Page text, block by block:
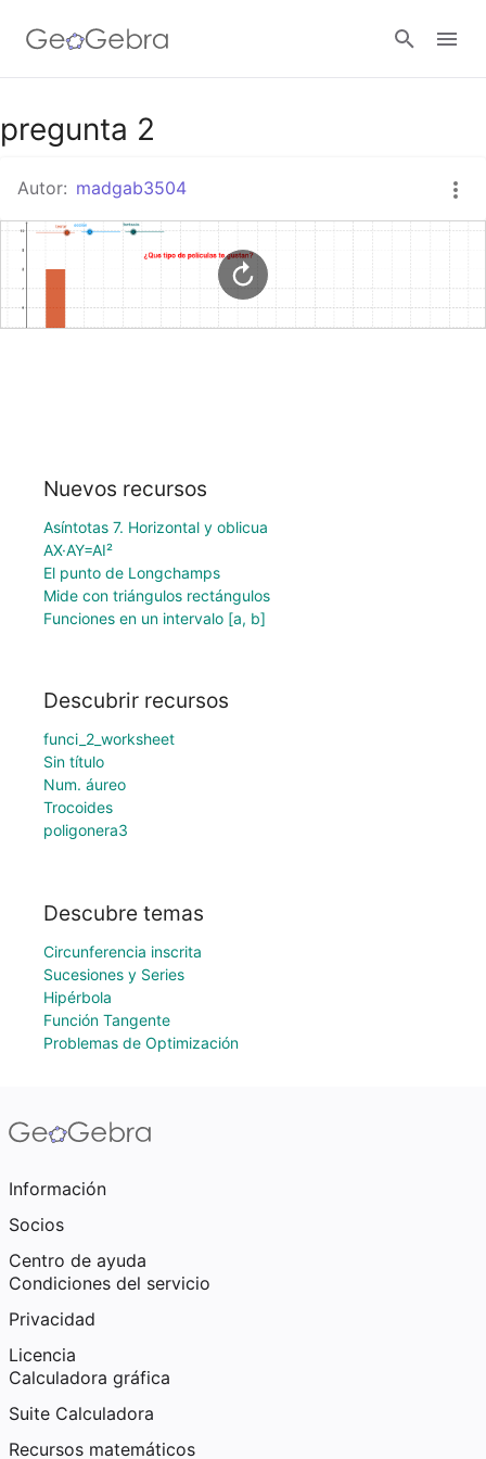
Google Classroom
GeoGebra Classroom
Abrir sesión
pregunta 2
Autor: madgab3504
Nuevos recursos
Asíntotas 7. Horizontal y oblicua
AX·AY=AI²
El punto de Longchamps
Mide con triángulos rectángulos
Funciones en un intervalo [a, b]
Descubrir recursos
funci_2_worksheet
Sin título
Num. áureo
Trocoides
poligonera3
Descubre temas
Circunferencia inscrita
Sucesiones y Series
Hipérbola
Función Tangente
Problemas de Optimización
Información
Socios
Centro de ayuda
Condiciones del servicio
Privacidad
Licencia
Calculadora gráfica
Suite Calculadora
Recursos matemáticos